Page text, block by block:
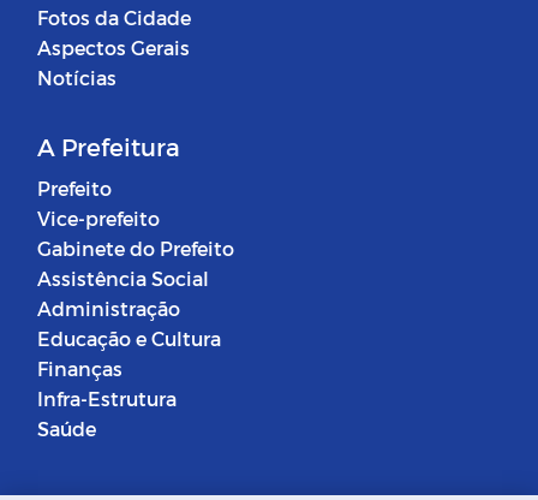
Fotos da Cidade
Aspectos Gerais
Notícias
A Prefeitura
Prefeito
Vice-prefeito
Gabinete do Prefeito
Assistência Social
Administração
Educação e Cultura
Finanças
Infra-Estrutura
Saúde